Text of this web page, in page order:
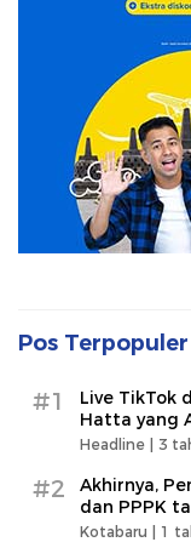
Pos Terpopuler
#1
Live TikTok
Hatta yang
Headline | 3
#2
Akhirnya,
dan PPPK
Kotabaru | 1